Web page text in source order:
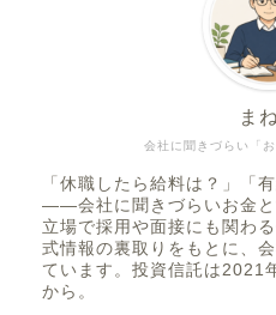
会社に聞きづらい「
ま
「休職したら給料は？」「
——会社に聞きづらいお金と
立場で採用や面接にも関わ
式情報の裏取りをもとに、
ています。投資信託は2021
から。